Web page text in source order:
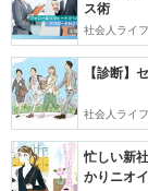
ス術
社会人ライフ
【診断】
社会人ライフ
忙しい新
かりニオ